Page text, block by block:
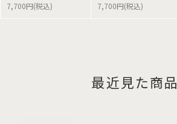
7,700円(税込) 7,700円(税込)
最近見た商品